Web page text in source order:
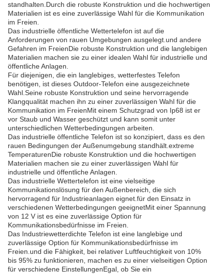
standhalten.Durch die robuste Konstruktion und die hochwertigen
Materialien ist es eine zuverlässige Wahl für die Kommunikation
im Freien.
Das industrielle öffentliche Wettertelefon ist auf die
Anforderungen von rauen Umgebungen ausgelegt.und andere
Gefahren im FreienDie robuste Konstruktion und die langlebigen
Materialien machen sie zu einer idealen Wahl für industrielle und
öffentliche Anlagen.
Für diejenigen, die ein langlebiges, wetterfestes Telefon
benötigen, ist dieses Outdoor-Telefon eine ausgezeichnete
Wahl.Seine robuste Konstruktion und seine hervorragende
Klangqualität machen ihn zu einer zuverlässigen Wahl für die
Kommunikation im FreienMit einem Schutzgrad von Ip68 ist er
vor Staub und Wasser geschützt und kann somit unter
unterschiedlichen Wetterbedingungen arbeiten.
Das industrielle öffentliche Telefon ist so konzipiert, dass es den
rauen Bedingungen der Außenumgebung standhält.extreme
TemperaturenDie robuste Konstruktion und die hochwertigen
Materialien machen sie zu einer zuverlässigen Wahl für
industrielle und öffentliche Anlagen.
Das industrielle Wettertelefon ist eine vielseitige
Kommunikationslösung für den Außenbereich, die sich
hervorragend für Industrieanlagen eignet.für den Einsatz in
verschiedenen Wetterbedingungen geeignetMit einer Spannung
von 12 V ist es eine zuverlässige Option für
Kommunikationsbedürfnisse im Freien.
Das Industriewetterdichte Telefon ist eine langlebige und
zuverlässige Option für Kommunikationsbedürfnisse im
Freien.und die Fähigkeit, bei relativer Luftfeuchtigkeit von 10%
bis 95% zu funktionieren, machen es zu einer vielseitigen Option
für verschiedene EinstellungenEgal, ob Sie ein